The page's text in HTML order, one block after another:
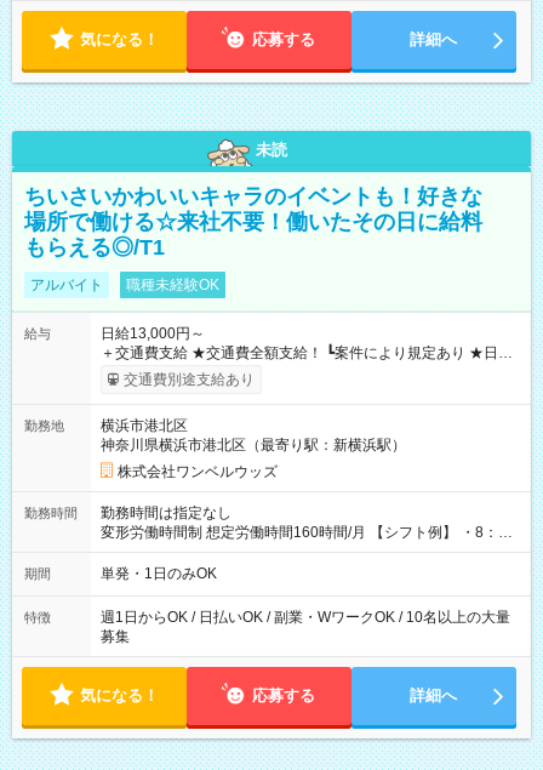
気になる！ 応募する 詳細へ
未読
ちいさいかわいいキャラのイベントも！好きな
場所で働ける☆来社不要！働いたその日に給料
もらえる◎/T1
アルバイト 職種未経験OK
給与
日給13,000円～
＋交通費支給 ★交通費全額支給！ ┗案件により規定あり ★日払
いOK！（規定あり） ┗働いたその日に現金GET♪ お仕事後はコ
ンビニATMから 日払い分を引き落とせます！ 【試用期間】試
交通費別途支給あり
勤務地
横浜市港北区
神奈川県横浜市港北区（最寄り駅：新横浜駅）
株式会社ワンベルウッズ
勤務時間
勤務時間は指定なし
変形労働時間制 想定労働時間160時間/月 【シフト例】 ・8：00
～21：00
期間 単発・1日のみOK
特徴
週1日からOK / 日払いOK / 副業・WワークOK / 10名以上の大量
募集
気になる！ 応募する 詳細へ